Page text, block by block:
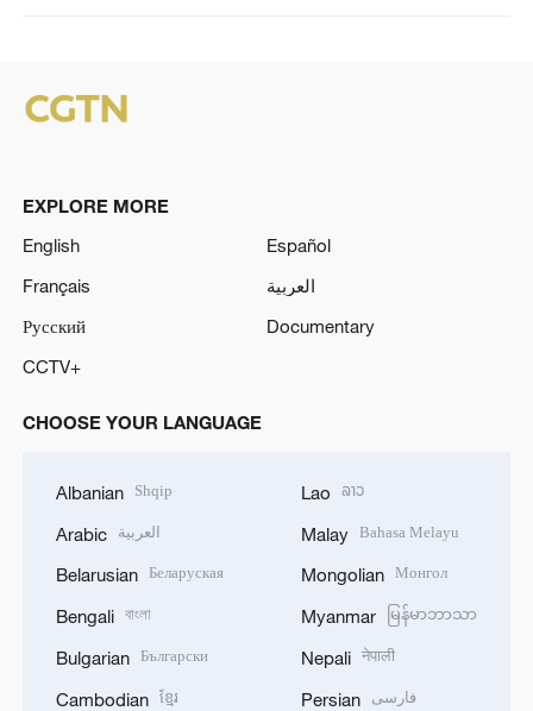
EXPLORE MORE
English
Español
Français
العربية
Русский
Documentary
CCTV+
CHOOSE YOUR LANGUAGE
Albanian Shqip
Arabic العربية
Belarusian Беларуская
Bengali বাংলা
Bulgarian Български
Cambodian ខ្មែរ
Lao ລາວ
Malay Bahasa Melayu
Mongolian Монгол
Myanmar မြန်မာဘာသာ
Nepali नेपाली
Persian فارسی